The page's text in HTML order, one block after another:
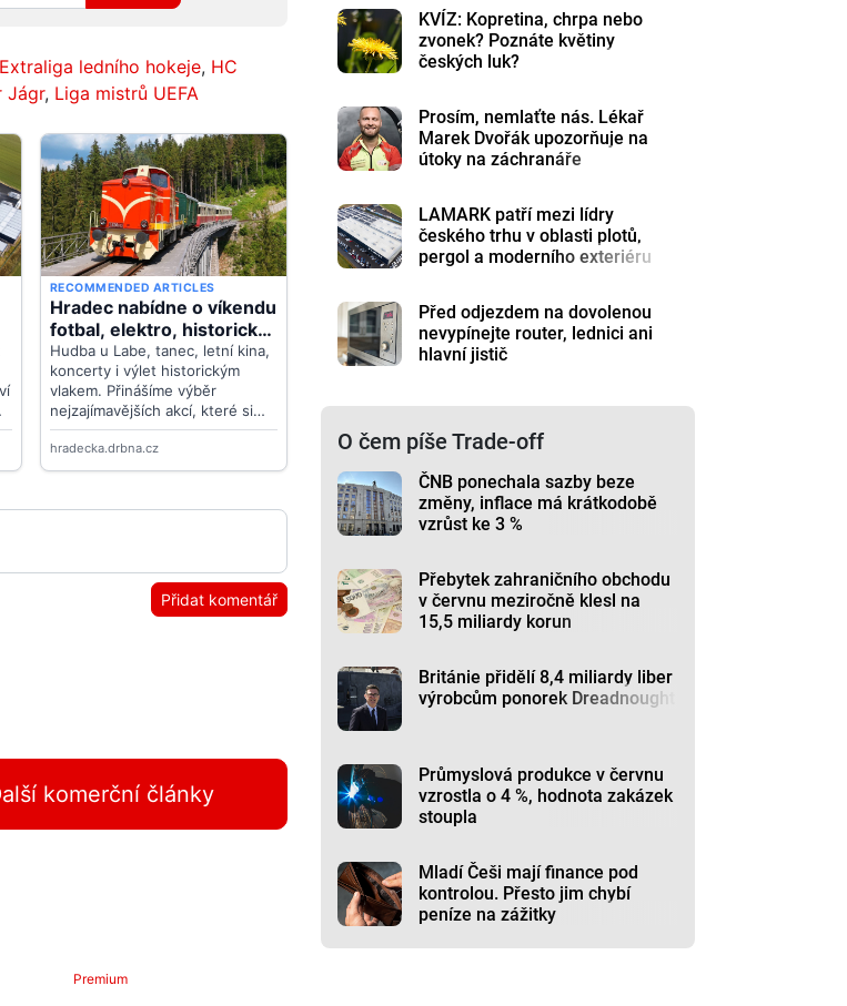
Extraliga ledního hokeje, HC
Jágr, Liga mistrů UEFA
Přidat komentář
komerční články
KVÍZ: Kopretina, chrpa nebo
zvonek? Poznáte květiny
českých luk?
Prosím, nemlaťte nás. Lékař
Marek Dvořák upozorňuje na
útoky na záchranáře
LAMARK patří mezi lídry
českého trhu v oblasti plotů,
pergol a moderního exteriéru
Před odjezdem na dovolenou
nevypínejte router, lednici ani
hlavní jistič
O čem píše Trade-off
ČNB ponechala sazby beze
změny, inflace má krátkodobě
vzrůst ke 3 %
Přebytek zahraničního obchodu
v červnu meziročně klesl na
15,5 miliardy korun
Británie přidělí 8,4 miliardy liber
výrobcům ponorek Dreadnought
Průmyslová produkce v červnu
vzrostla o 4 %, hodnota zakázek
stoupla
Mladí Češi mají finance pod
kontrolou. Přesto jim chybí
peníze na zážitky
Premium